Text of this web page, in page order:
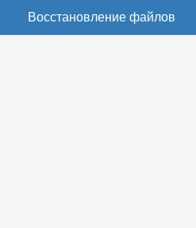
Восстановление файлов